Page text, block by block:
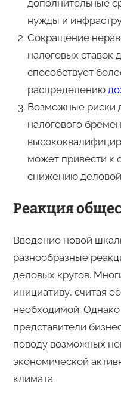
дополнительные
нужды и
Сокращение
налоговых ставок
способствует
распределению
Возможные риски
налогового
может привести к
снижению деловой
Реакция
Введение новой
разнообразные
деловых кругов.
инициативу, считая
необходимой.
представители
поводу возможных
экономической
климата.